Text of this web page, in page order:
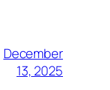
December
13, 2025